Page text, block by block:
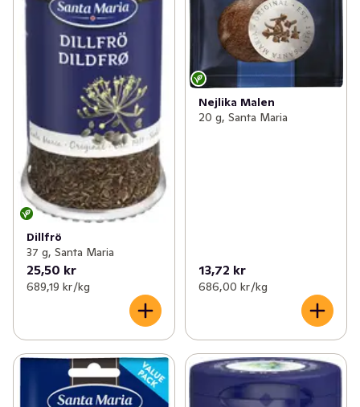
Dillfrö
37 g, Santa Maria
25,50 kr
689,19 kr /kg
Nejlika Malen
20 g, Santa Maria
13,72 kr
686,00 kr /kg